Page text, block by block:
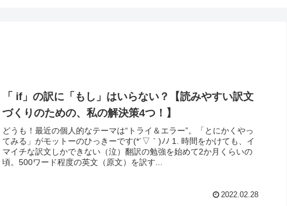
「 if」の訳に「もし」はいらない？【読みやすい訳文
づくりのための、私の解決策4つ！】
どうも！最近の個人的なテーマは“トライ＆エラー”。「とにかくやっ
てみる」がモットーのひっきーです(*´▽｀)ﾉﾉ 1. 時間をかけても、イ
マイチな訳文しかできない（泣）翻訳の勉強を始めて2か月くらいの
頃。500ワード程度の英文（原文）を訳す...
2022.02.28